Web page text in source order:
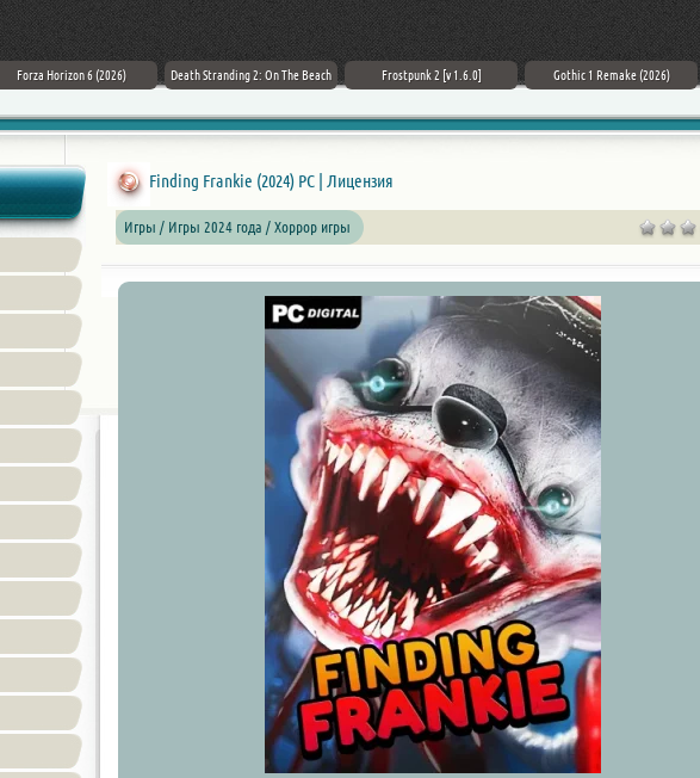
Forza Horizon 6 (2026) Death Stranding 2: On The Beach Frostpunk 2 [v 1.6.0] Gothic 1 Remake (2026)
Finding Frankie (2024) PC | Лицензия
Игры / Игры 2024 года / Хоррор игры